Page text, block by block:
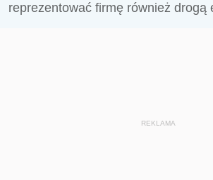
reprezentować firmę również drogą
REKLAMA